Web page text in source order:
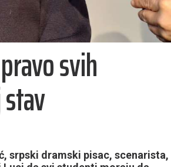
svih
srpski dramski pisac, scenarista,